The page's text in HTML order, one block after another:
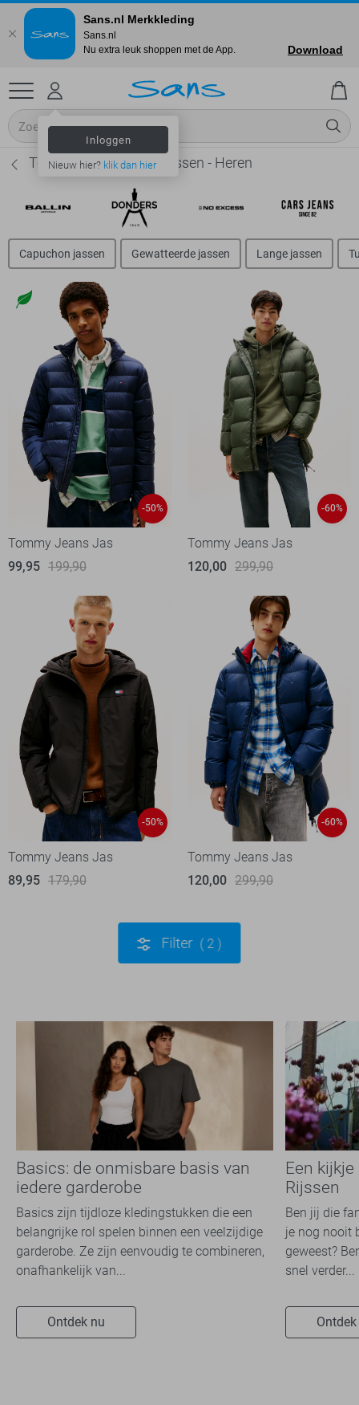
Inloggen
Nieuw hier? klik dan hier
Tommy Jeans Winterjassen - Heren
Capuchon jassen Gewatteerde jassen Lange jassen
-50%
Tommy Jeans Jas
99,95 199,90
-60%
Tommy Jeans Jas
120,00 299,90
-50%
Tommy Jeans Jas
89,95 179,90
-60%
Tommy Jeans Jas
120,00 299,90
Filter 2
Basics: de onmisbare basis van
iedere garderobe
Basics zijn tijdloze kledingstukken die een
belangrijke rol spelen binnen een veelzijdige
garderobe. Ze zijn eenvoudig te combineren,
onafhankelijk van...
Ontdek nu
Een
Rijssen
Ben jij die
je nog nooit
geweest?
snel verder...
Sans.nl Merkkleding
Sans.nl
Nu extra leuk shoppen met de App.
Download